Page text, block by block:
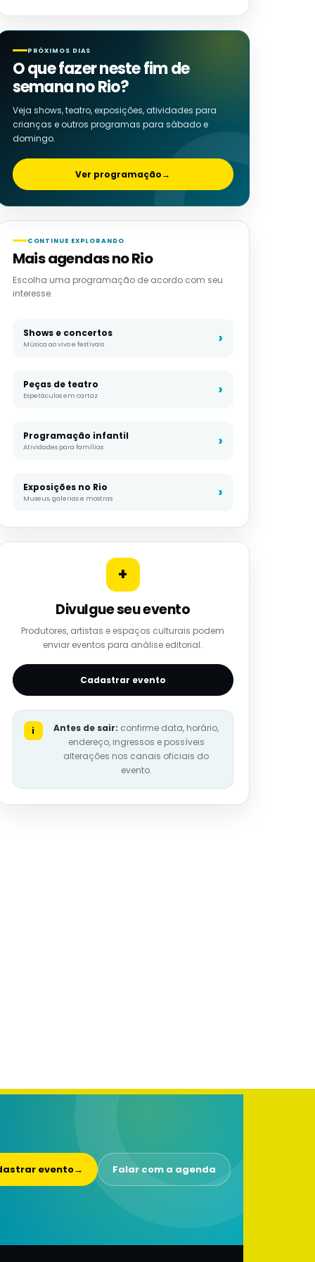
PRÓXIMOS DIAS
O que fazer neste fim de
semana no Rio?
Veja shows, teatro, exposições, atividades para
crianças e outros programas para sábado e
domingo.
Ver programação→
CONTINUE EXPLORANDO
Mais agendas no Rio
Escolha uma programação de acordo com seu
interesse.
Shows e concertos
Música ao vivo e festivais
Peças de teatro
Espetáculos em cartaz
Programação infantil
Atividades para famílias
Exposições no Rio
Museus, galerias e mostras
+
Divulgue seu evento
Produtores, artistas e espaços culturais podem
enviar eventos para análise editorial.
Cadastrar evento
i Antes de sair: confirme data, horário,
endereço, ingressos e possíveis
alterações nos canais oficiais do
evento.
evento→ Falar com a agenda